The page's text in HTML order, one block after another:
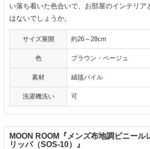
い落ち着いた色合いで、お部屋のインテリア
はないでしょうか。
サイズ展開 約26～28cm
色 ブラウン・ベージュ
素材 絨毯パイル
洗濯機洗い 可
MOON ROOM『メンズ布地調ビニール
リッパ（SOS-10）』